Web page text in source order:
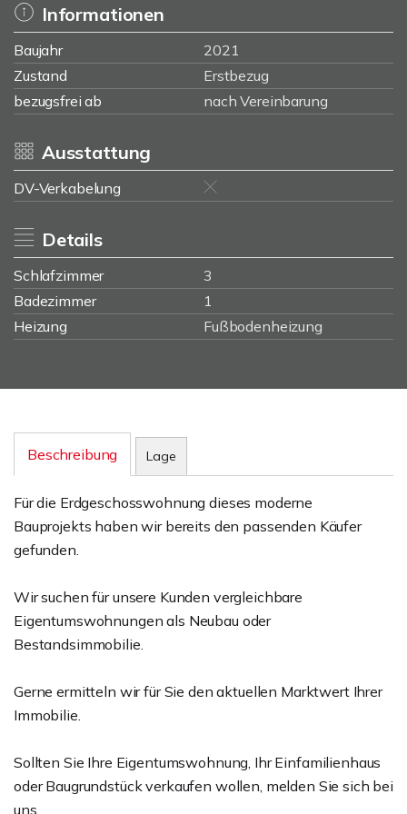
Informationen
Baujahr
2021
Zustand
Erstbezug
bezugsfrei ab
nach Vereinbarung
Ausstattung
DV-Verkabelung
Details
Schlafzimmer
3
Badezimmer
1
Heizung
Fußbodenheizung
Beschreibung Lage
Für die Erdgeschosswohnung dieses moderne
Bauprojekts haben wir bereits den passenden Käufer
gefunden.
Wir suchen für unsere Kunden vergleichbare
Eigentumswohnungen als Neubau oder
Bestandsimmobilie.
Gerne ermitteln wir für Sie den aktuellen Marktwert Ihrer
Immobilie.
Sollten Sie Ihre Eigentumswohnung, Ihr Einfamilienhaus
oder Baugrundstück verkaufen wollen, melden Sie sich bei
uns.